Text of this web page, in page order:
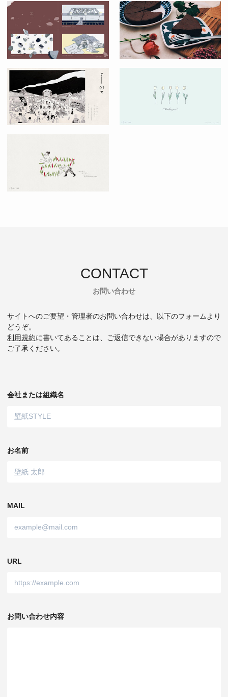
CONTACT
お問い合わせ
サイトへのご要望・管理者のお問い合わせは、以下のフォームより
どうぞ。
利用規約に書いてあることは、ご返信できない場合がありますので
ご了承ください。
会社または組織名
お名前
MAIL
URL
お問い合わせ内容